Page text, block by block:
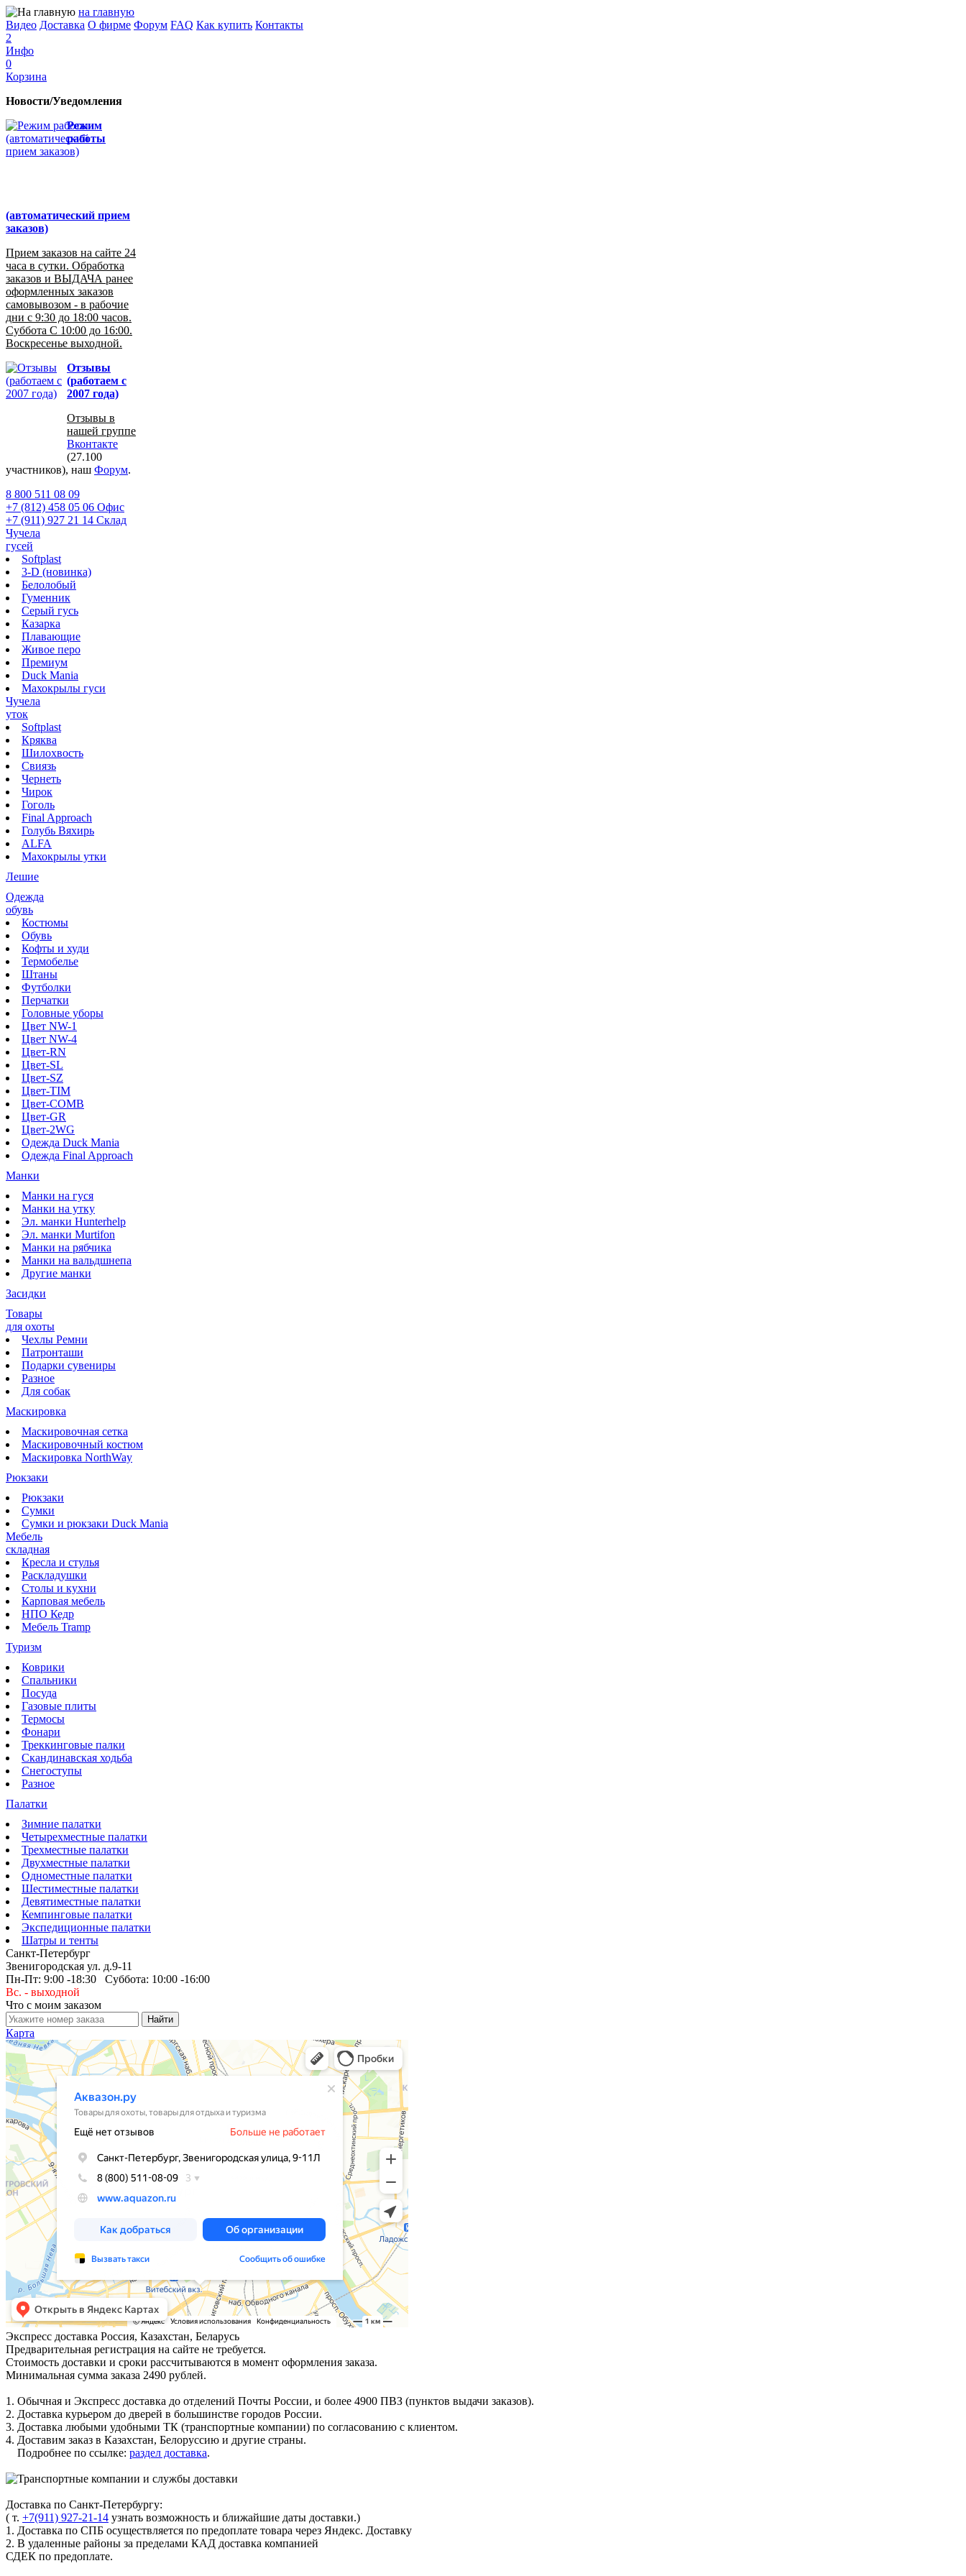
на главную
Видео Доставка О фирме Форум FAQ Как купить Контакты
2
Инфо
0
Корзина
Новости/Уведомления
Режим
работы
(автоматический прием
заказов)
Прием заказов на сайте 24
часа в сутки. Обработка
заказов и ВЫДАЧА ранее
оформленных заказов
самовывозом - в рабочие
дни с 9:30 до 18:00 часов.
Суббота С 10:00 до 16:00.
Воскресенье выходной.
Отзывы
(работаем с
2007 года)
Отзывы в
нашей группе
Вконтакте
(27.100
участников), наш Форум.
8 800 511 08 09
+7 (812) 458 05 06 Офис
+7 (911) 927 21 14 Склад
Чучела
гусей
Softplast
3-D (новинка)
Белолобый
Гуменник
Серый гусь
Казарка
Плавающие
Живое перо
Премиум
Duck Mania
Махокрылы гуси
Чучела
уток
Softplast
Кряква
Шилохвость
Свиязь
Чернеть
Чирок
Гоголь
Final Approach
Голубь Вяхирь
ALFA
Махокрылы утки
Лешие
Одежда
обувь
Костюмы
Обувь
Кофты и худи
Термобелье
Штаны
Футболки
Перчатки
Головные уборы
Цвет NW-1
Цвет NW-4
Цвет-RN
Цвет-SL
Цвет-SZ
Цвет-TIM
Цвет-COMB
Цвет-GR
Цвет-2WG
Одежда Duck Mania
Одежда Final Approach
Манки
Манки на гуся
Манки на утку
Эл. манки Hunterhelp
Эл. манки Murtifon
Манки на рябчика
Манки на вальдшнепа
Другие манки
Засидки
Товары
для охоты
Чехлы Ремни
Патронташи
Подарки сувениры
Разное
Для собак
Маскировка
Маскировочная сетка
Маскировочный костюм
Маскировка NorthWay
Рюкзаки
Рюкзаки
Сумки
Сумки и рюкзаки Duck Mania
Мебель
складная
Кресла и стулья
Раскладушки
Столы и кухни
Карповая мебель
НПО Кедр
Мебель Tramp
Туризм
Коврики
Спальники
Посуда
Газовые плиты
Термосы
Фонари
Треккинговые палки
Скандинавская ходьба
Снегоступы
Разное
Палатки
Зимние палатки
Четырехместные палатки
Трехместные палатки
Двухместные палатки
Одноместные палатки
Шестиместные палатки
Девятиместные палатки
Кемпинговые палатки
Экспедиционные палатки
Шатры и тенты
Санкт-Петербург
Звенигородская ул. д.9-11
Пн-Пт: 9:00 -18:30 Суббота: 10:00 -16:00
Вс. - выходной
Что с моим заказом
Карта
Экспресс доставка Россия, Казахстан, Беларусь
Предварительная регистрация на сайте не требуется.
Стоимость доставки и сроки рассчитываются в момент оформления заказа.
Минимальная сумма заказа 2490 рублей.
1. Обычная и Экспресс доставка до отделений Почты России, и более 4900 ПВЗ (пунктов выдачи заказов).
2. Доставка курьером до дверей в большинстве городов России.
3. Доставка любыми удобными ТК (транспортные компании) по согласованию с клиентом.
4. Доставим заказ в Казахстан, Белоруссию и другие страны.
Подробнее по ссылке: раздел доставка.
Доставка по Санкт-Петербургу:
( т. +7(911) 927-21-14 узнать возможность и ближайшие даты доставки.)
1. Доставка по СПБ осуществляется по предоплате товара через Яндекс. Доставку
2. В удаленные районы за пределами КАД доставка компанией
СДЕК по предоплате.